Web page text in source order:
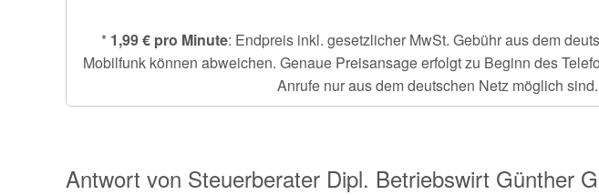
* 1,99 € pro Minute: Endpreis inkl. gesetzlicher MwSt. Gebühr aus dem
Mobilfunk können abweichen. Genaue Preisansage erfolgt zu Beginn des
Anrufe nur aus dem deutschen Netz möglich sind.
Antwort von Steuerberater Dipl. Betriebswirt Günther